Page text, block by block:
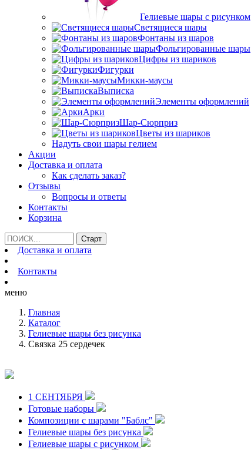
Гелиевые шары с рисунком
Светящиеся шары
Фонтаны из шаров
Фольгированные шары
Цифры из шариков
Фигурки
Микки-маусы
Выписка
Элементы оформлений
Арки
Шар-Сюрприз
Цветы из шариков
Надуть свои шары гелием
Акции
Доставка и оплата
Как сделать заказ?
Отзывы
Вопросы и ответы
Контакты
Корзина
Доставка и оплата
Контакты
меню
Главная
Каталог
Гелиевые шары без рисунка
Связка 25 сердечек
1 СЕНТЯБРЯ
Готовые наборы
Композиции с шарами "Баблс"
Гелиевые шары без рисунка
Гелиевые шары с рисунком